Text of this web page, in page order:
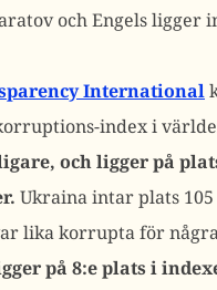
och Engels ligger
International
index i
och ligger på
Ukraina intar plats 105
lika korrupta för
på 8:e plats i